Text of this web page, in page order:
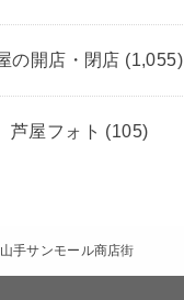
の開店・閉店 (1,055)
芦屋フォト (105)
手サンモール商店街